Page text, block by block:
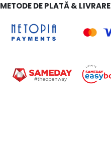
METODE DE PLATĂ & LIVRARE